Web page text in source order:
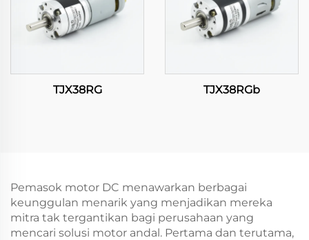
TJX38RG TJX38RGb
Pemasok motor DC menawarkan berbagai
keunggulan menarik yang menjadikan mereka
mitra tak tergantikan bagi perusahaan yang
mencari solusi motor andal. Pertama dan terutama,